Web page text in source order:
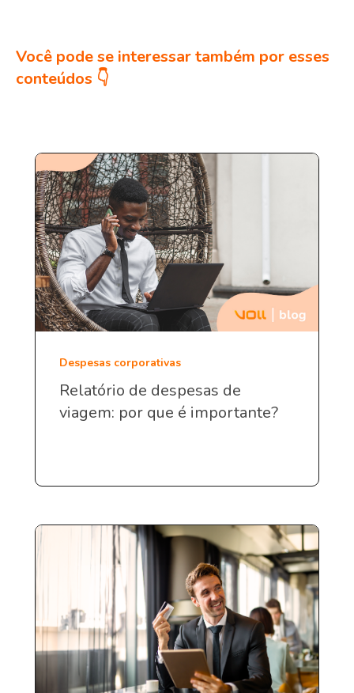
Você pode se interessar também por esses
conteúdos 👇
Despesas corporativas
Relatório de despesas de
viagem: por que é importante?